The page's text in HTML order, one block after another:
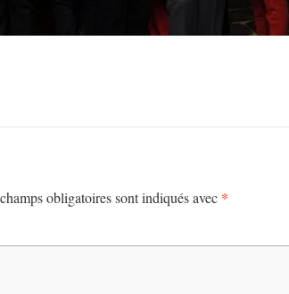
obligatoires sont indiqués avec *